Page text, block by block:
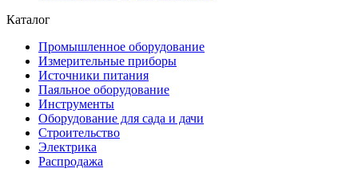
Каталог
Промышленное оборудование
Измерительные приборы
Источники питания
Паяльное оборудование
Инструменты
Оборудование для сада и дачи
Строительство
Электрика
Распродажа